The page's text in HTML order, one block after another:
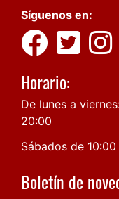
Síguenos en:
Horario:
De lunes a
20:00
Sábados de
Boletín de